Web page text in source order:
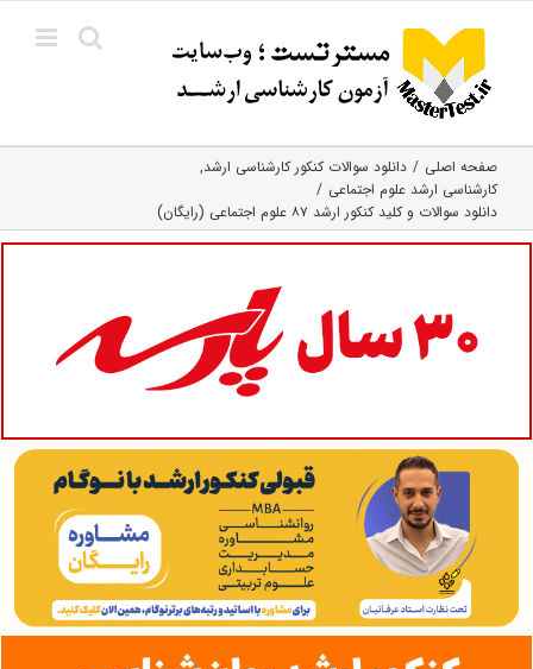
content
صفحه اصلی
دانلود سوالات کنکور کارشناسی ارشد
کارشناسی ارشد علوم اجتماعی
دانلود سوالات و کلید کنکور ارشد ۸۷ علوم اجتماعی (رایگان)